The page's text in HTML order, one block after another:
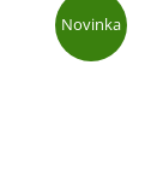
Novinka